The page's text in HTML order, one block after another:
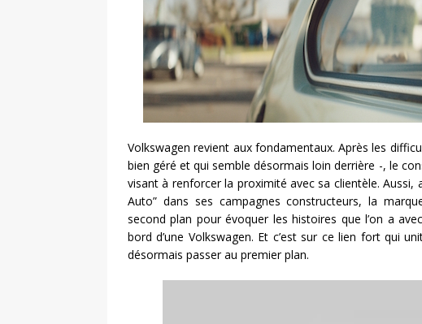
Volkswagen revient aux fondamentaux. Après les
bien géré et qui semble désormais loin derrière -, le
visant à renforcer la proximité avec sa clientèle. Aussi,
Auto” dans ses campagnes constructeurs, la
second plan pour évoquer les histoires que l’on a
bord d’une Volkswagen. Et c’est sur ce lien fort qui
désormais passer au premier plan.